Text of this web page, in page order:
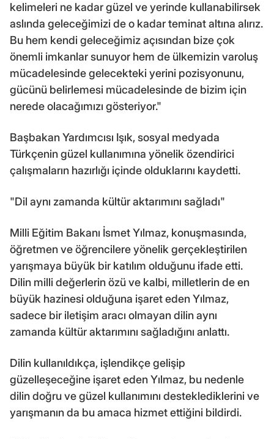
kelimeleri ne kadar güzel ve yerinde kullanabilirsek
aslında geleceğimizi de o kadar teminat altına alırız.
Bu hem kendi geleceğimiz açısından bize çok
önemli imkanlar sunuyor hem de ülkemizin varoluş
mücadelesinde gelecekteki yerini pozisyonunu,
gücünü belirlemesi mücadelesinde de bizim için
nerede olacağımızı gösteriyor."
Başbakan Yardımcısı Işık, sosyal medyada
Türkçenin güzel kullanımına yönelik özendirici
çalışmaların hazırlığı içinde olduklarını kaydetti.
"Dil aynı zamanda kültür aktarımını sağladı"
Milli Eğitim Bakanı İsmet Yılmaz, konuşmasında,
öğretmen ve öğrencilere yönelik gerçekleştirilen
yarışmaya büyük bir katılım olduğunu ifade etti.
Dilin milli değerlerin özü ve kalbi, milletlerin de en
büyük hazinesi olduğuna işaret eden Yılmaz,
sadece bir iletişim aracı olmayan dilin aynı
zamanda kültür aktarımını sağladığını anlattı.
Dilin kullanıldıkça, işlendikçe gelişip
güzelleşeceğine işaret eden Yılmaz, bu nedenle
dilin doğru ve güzel kullanımını desteklediklerini ve
yarışmanın da bu amaca hizmet ettiğini bildirdi.